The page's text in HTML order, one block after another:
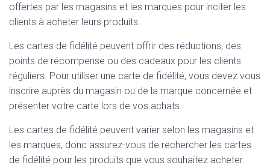
offertes par les magasins et les marques pour inciter les
clients à acheter leurs produits.
Les cartes de fidélité peuvent offrir des réductions, des
points de récompense ou des cadeaux pour les clients
réguliers. Pour utiliser une carte de fidélité, vous devez vous
inscrire auprès du magasin ou de la marque concernée et
présenter votre carte lors de vos achats.
Les cartes de fidélité peuvent varier selon les magasins et
les marques, donc assurez-vous de rechercher les cartes
de fidélité pour les produits que vous souhaitez acheter.